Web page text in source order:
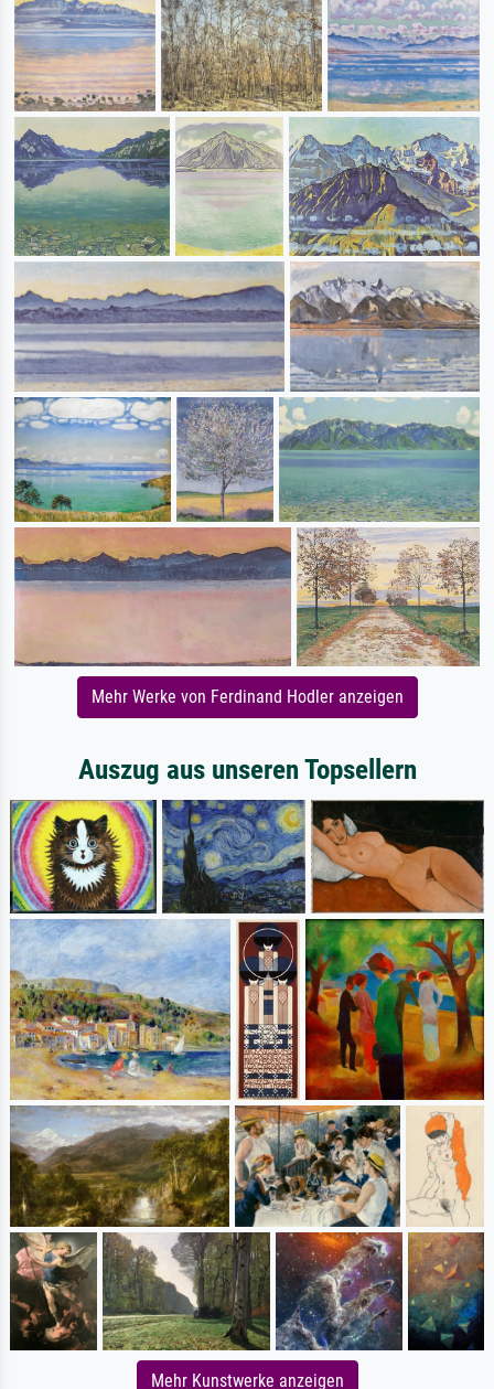
Mehr Werke von Ferdinand Hodler anzeigen
Auszug aus unseren Topsellern
Mehr Kunstwerke anzeigen